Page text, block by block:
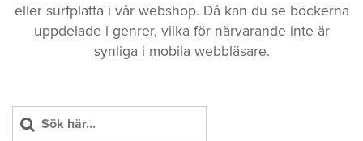
eller surfplatta i vår webshop. Då kan du se böckerna
uppdelade i genrer, vilka för närvarande inte är
synliga i mobila webbläsare.